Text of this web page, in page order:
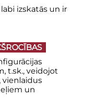
izskatās un ir
t.sk., veidojot
vienlaidus
un